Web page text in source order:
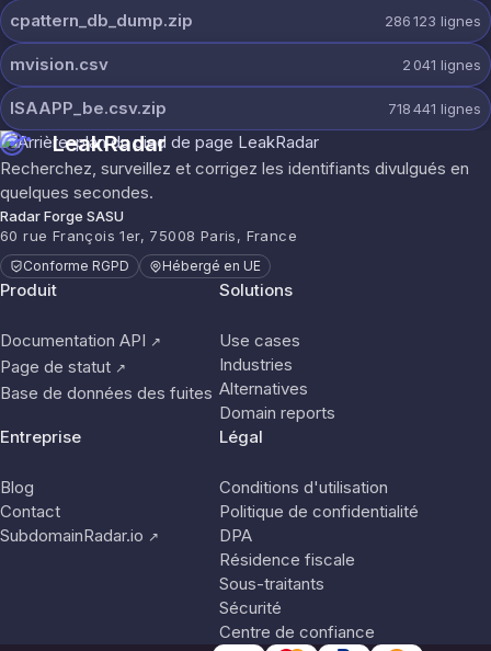
cpattern_db_dump.zip 286 123 lignes
mvision.csv 2 041 lignes
ISAAPP_be.csv.zip 718 441 lignes
LeakRadar
Recherchez, surveillez et corrigez les identifiants divulgués en
quelques secondes.
Radar Forge SASU
60 rue François 1er, 75008 Paris, France
Conforme RGPD Hébergé en UE
Produit
Documentation API ↗
Page de statut ↗
Base de données des fuites
Solutions
Use cases
Industries
Alternatives
Domain reports
Entreprise
Blog
Contact
SubdomainRadar.io ↗
Légal
Conditions d'utilisation
Politique de confidentialité
DPA
Résidence fiscale
Sous-traitants
Sécurité
Centre de confiance